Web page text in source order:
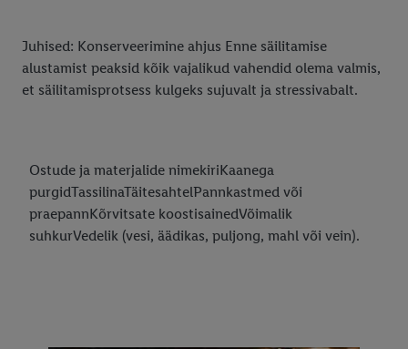
Juhised: Konserveerimine ahjus Enne säilitamise
alustamist peaksid kõik vajalikud vahendid olema valmis,
et säilitamisprotsess kulgeks sujuvalt ja stressivabalt.
Ostude ja materjalide nimekiriKaanega
purgidTassilinaTäitesahtelPannkastmed või
praepannKõrvitsate koostisainedVõimalik
suhkurVedelik (vesi, äädikas, puljong, mahl või vein).